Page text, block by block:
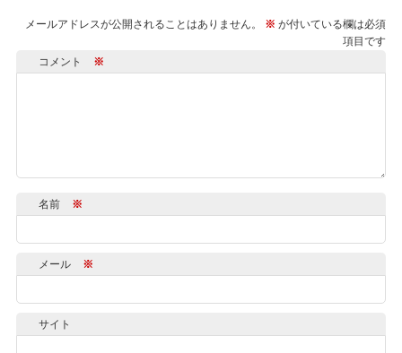
メールアドレスが公開されることはありません。 ※ が付いている欄は必須
項目です
コメント ※
名前 ※
メール ※
サイト